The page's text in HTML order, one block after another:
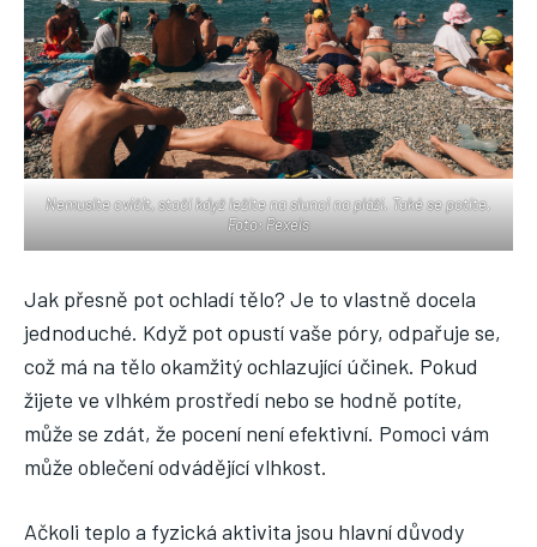
Nemusíte cvičit, stačí když ležíte na slunci na pláži. Také se potíte.
Foto: Pexels
Jak přesně pot ochladí tělo? Je to vlastně docela
jednoduché. Když pot opustí vaše póry, odpařuje se,
což má na tělo okamžitý ochlazující účinek. Pokud
žijete ve vlhkém prostředí nebo se hodně potíte,
může se zdát, že pocení není efektivní. Pomoci vám
může oblečení odvádějící vlhkost.
Ačkoli teplo a fyzická aktivita jsou hlavní důvody